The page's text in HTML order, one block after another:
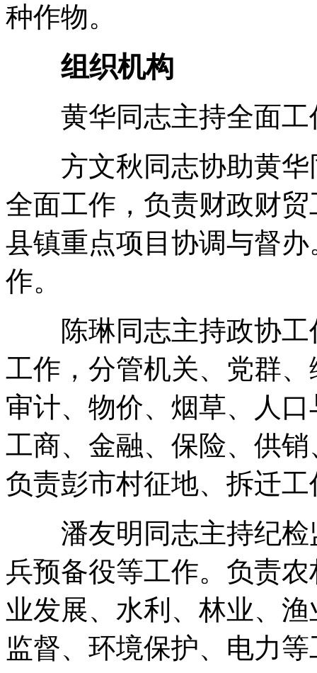
种作物。
组织机构
黄华同志主持全面工
方文秋同志协助黄华
全面工作，负责财政财
县镇重点项目协调与督
作。
陈琳同志主持政协工
工作，分管机关、党群
审计、物价、烟草、人
工商、金融、保险、供
负责彭市村征地、拆迁工
潘友明同志主持纪检
兵预备役等工作。负责
业发展、水利、林业、
监督、环境保护、电力